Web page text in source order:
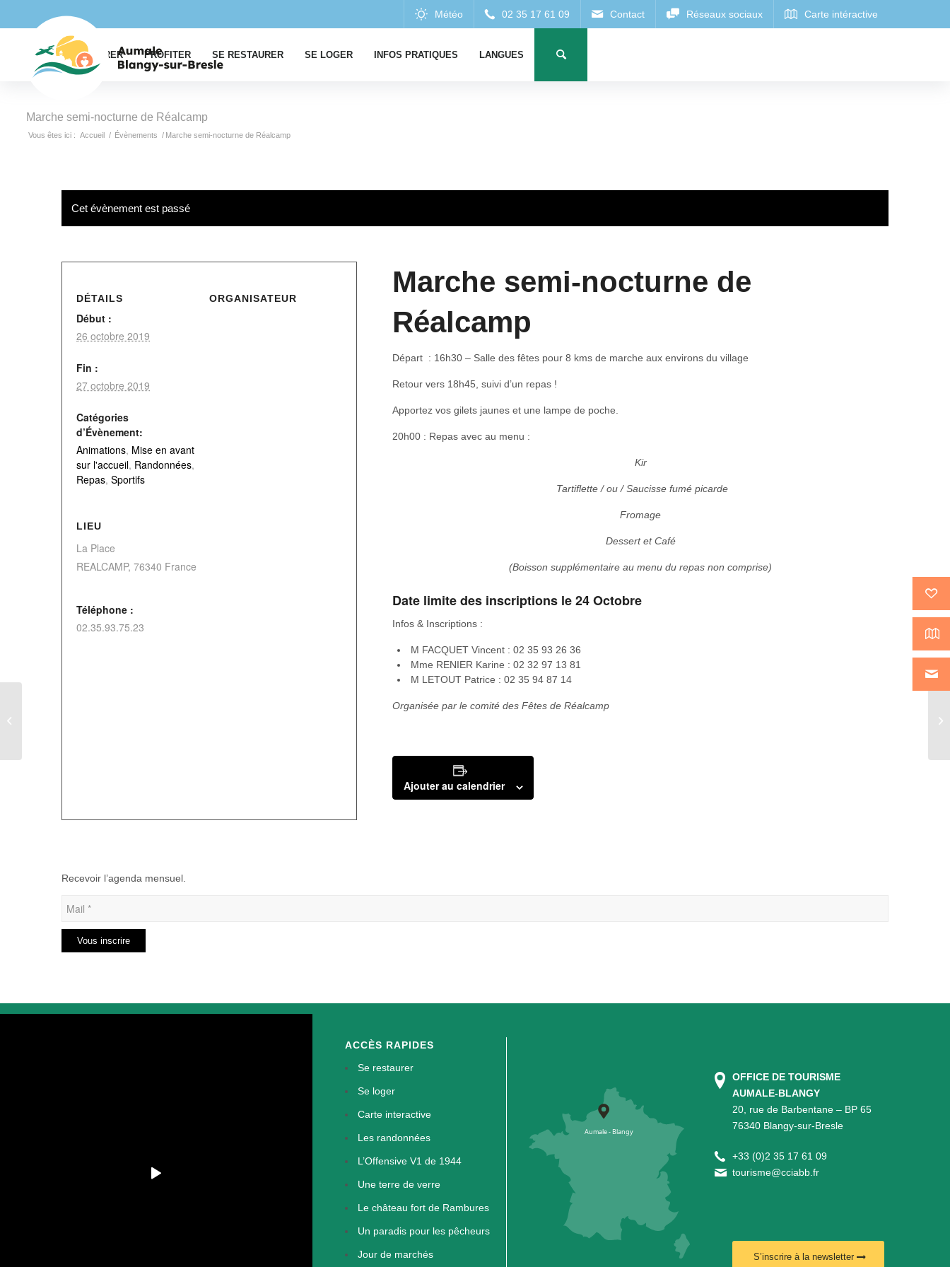
EXPLORER PROFITER SE RESTAURER SE LOGER INFOS PRATIQUES LANGUES
Marche semi-nocturne de Réalcamp
Vous êtes ici : Accueil / Évènements / Marche semi-nocturne de Réalcamp
Cet évènement est passé
Marche semi-nocturne de
Réalcamp
Départ : 16h30 – Salle des fêtes pour 8 kms de marche aux environs du village
Retour vers 18h45, suivi d’un repas !
Apportez vos gilets jaunes et une lampe de poche.
20h00 : Repas avec au menu :
Kir
Tartiflette / ou / Saucisse fumé picarde
Fromage
Dessert et Café
(Boisson supplémentaire au menu du repas non comprise)
Date limite des inscriptions le 24 Octobre
Infos & Inscriptions :
M FACQUET Vincent : 02 35 93 26 36
Mme RENIER Karine : 02 32 97 13 81
M LETOUT Patrice : 02 35 94 87 14
Organisée par le comité des Fêtes de Réalcamp
Ajouter au calendrier
DÉTAILS
Début :
26 octobre 2019
Fin :
27 octobre 2019
Catégories
d’Évènement:
Animations, Mise en avant
sur l'accueil, Randonnées,
Repas, Sportifs
ORGANISATEUR
LIEU
La Place
REALCAMP, 76340 France
Téléphone :
02.35.93.75.23
Recevoir l’agenda mensuel.
ACCÈS RAPIDES
Se restaurer
Se loger
Carte interactive
Les randonnées
L’Offensive V1 de 1944
Une terre de verre
Le château fort de Rambures
Un paradis pour les pêcheurs
Jour de marchés
OFFICE DE TOURISME
AUMALE-BLANGY
20, rue de Barbentane – BP 65
76340 Blangy-sur-Bresle
+33 (0)2 35 17 61 09
tourisme@cciabb.fr
S’inscrire à la newsletter